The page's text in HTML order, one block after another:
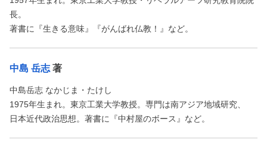
長。
著書に『生きる意味』『がんばれ仏教！』など。
中島 岳志 著
中島岳志 なかじま・たけし
1975年生まれ。東京工業大学教授。専門は南アジア地域研究、
日本近代政治思想。著書に『中村屋のボース』など。